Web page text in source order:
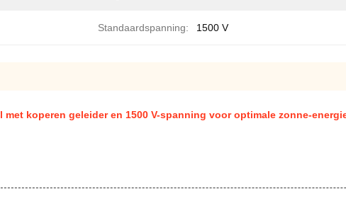
Standaardspanning: 1500 V
koperen geleider en 1500 V-spanning voor optimale zonne-